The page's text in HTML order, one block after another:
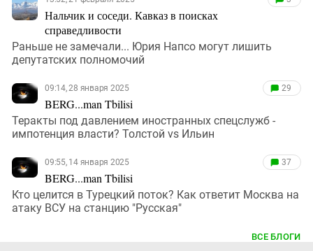
Нальчик и соседи. Кавказ в поисках
справедливости
Раньше не замечали... Юрия Напсо могут лишить
депутатских полномочий
09:14, 28 января 2025
BERG...man Tbilisi
29
Теракты под давлением иностранных спецслужб -
импотенция власти? Толстой vs Ильин
09:55, 14 января 2025
BERG...man Tbilisi
37
Кто целится в Турецкий поток? Как ответит Москва на
атаку ВСУ на станцию "Русская"
ВСЕ БЛОГИ